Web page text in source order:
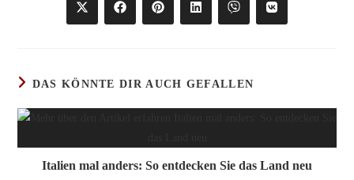
Öffnet
in
Öffnet
in
Öffnet
in
Öffnet
in
Öffnet
in
Öffnet
in
DAS KÖNNTE DIR AUCH GEFALLEN
Italien mal anders: So entdecken Sie das Land neu